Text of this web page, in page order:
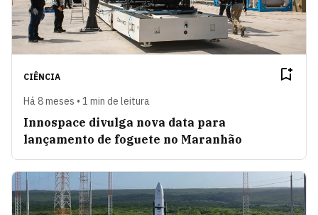
CIÊNCIA
Há 8 meses • 1 min de leitura
Innospace divulga nova data para
lançamento de foguete no Maranhão